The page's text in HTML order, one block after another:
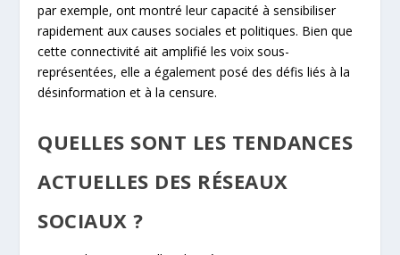
par exemple, ont montré leur capacité à sensibiliser
rapidement aux causes sociales et politiques. Bien que
cette connectivité ait amplifié les voix sous-
représentées, elle a également posé des défis liés à la
désinformation et à la censure.
QUELLES SONT LES TENDANCES
ACTUELLES DES RÉSEAUX
SOCIAUX ?